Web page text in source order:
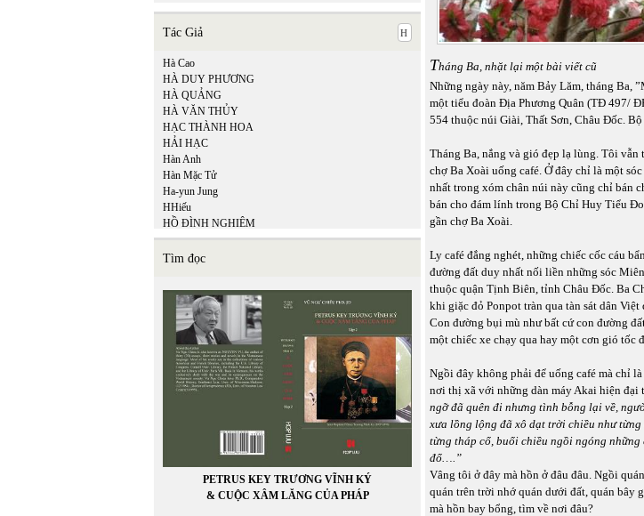
Tác Giả
Hà Cao
HÀ DUY PHƯƠNG
HÀ QUẢNG
HÀ VĂN THỦY
HẠC THÀNH HOA
HẢI HẠC
Hàn Anh
Hàn Mặc Tử
Ha-yun Jung
HHiếu
HỒ ĐÌNH NGHIÊM
Hồ Minh Tâm
HỒ TỊNH TÌNH
Hòa Bình Lê
HÒA ĐA
HOA MAI
Hoài Băng
HOÀI MỸ
HOÀI ZIANG DUY
Hoàng Cầm
HOÀNG CHÍNH chuyển ngữ
Hoàng Đỗ Vũ
Hoàng Hải Lâm
Tìm đọc
PETRUS KEY TRƯƠNG VĨNH KÝ
& CUỘC XÂM LĂNG CỦA PHÁP
Tháng Ba, nhặt lại một bài viết cũ
Những ngày này, năm Bảy Lăm, tháng Ba,
một tiểu đoàn Địa Phương Quân (TĐ 497/
554 thuộc núi Giài, Thất Sơn, Châu Đốc.
Tháng Ba, nắng và gió đẹp lạ lùng. Tôi
chợ Ba Xoài uống café. Ở đây chỉ là một
nhất trong xóm chân núi này cũng chỉ bán
bán cho đám lính trong Bộ Chỉ Huy Tiểu
gần chợ Ba Xoài.
Ly café đắng nghét, những chiếc cốc cáu
đường đất duy nhất nối liền những sóc
thuộc quận Tịnh Biên, tỉnh Châu Đốc. Ba
khi giặc đỏ Ponpot tràn qua tàn sát dân
Con đường bụi mù như bất cứ con đường
một chiếc xe chạy qua hay một cơn gió tốc
Ngồi đây không phải để uống café mà chỉ
nơi thị xã với những dàn máy Akai hiện
ngỡ đã quên đi nhưng tình bỗng lại về,
xưa lồng lộng đã xô dạt trời chiều như
từng tháp cổ, buổi chiều ngồi ngóng những
đổ….”
Vâng tôi ở đây mà hồn ở đâu đâu. Ngồi
quán trên trời nhớ quán dưới đất, quán bây
mà hồn bay bổng, tìm về nơi đâu?